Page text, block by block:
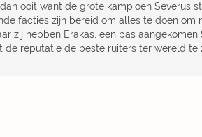
ooit want de grote kampioen Severus
facties zijn bereid om alles te doen om
zij hebben Erakas, een pas aangekomen
de reputatie de beste ruiters ter wereld te